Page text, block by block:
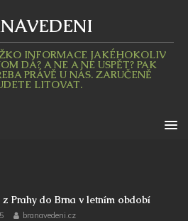
INFORMACE JAKÉHOKOLIV
DÁ? A NE A NE USPĚT? PAK
PRÁVĚ U NÁS. ZARUČENĚ
LITOVAT.
z Prahy do Brna v letním období
branavedeni.cz